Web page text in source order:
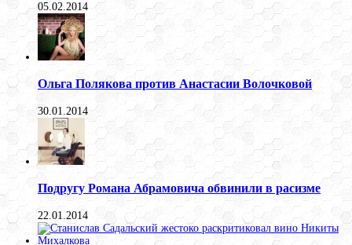
05.02.2014
Ольга Полякова против Анастасии Волочковой
30.01.2014
Подругу Романа Абрамовича обвинили в расизме
22.01.2014